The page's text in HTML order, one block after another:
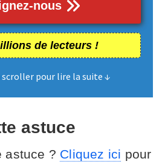
nous
de lecteurs !
pour lire la suite ↓
astuce
astuce ? Cliquez ici pour